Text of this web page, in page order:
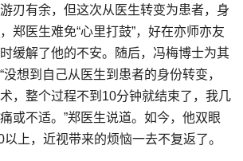
刃有余，但这次从医生转变为患者，身
郑医生难免“心里打鼓”，好在亦师亦友
缓解了他的不安。随后，冯梅博士为其
想到自己从医生到患者的身份转变，
，整个过程不到10分钟就结束了，我几
或不适。”郑医生说道。如今，他双眼
上，近视带来的烦恼一去不复返了。